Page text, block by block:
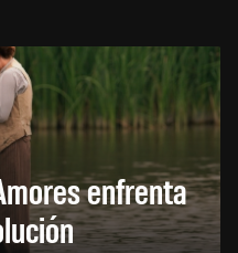
enfrenta